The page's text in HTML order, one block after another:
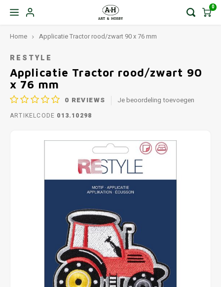
0
Home Applicatie Tractor rood/zwart 90 x 76 mm
RESTYLE
Applicatie Tractor rood/zwart 90
x 76 mm
0 REVIEWS Je beoordeling toevoegen
ARTIKELCODE 013.10298